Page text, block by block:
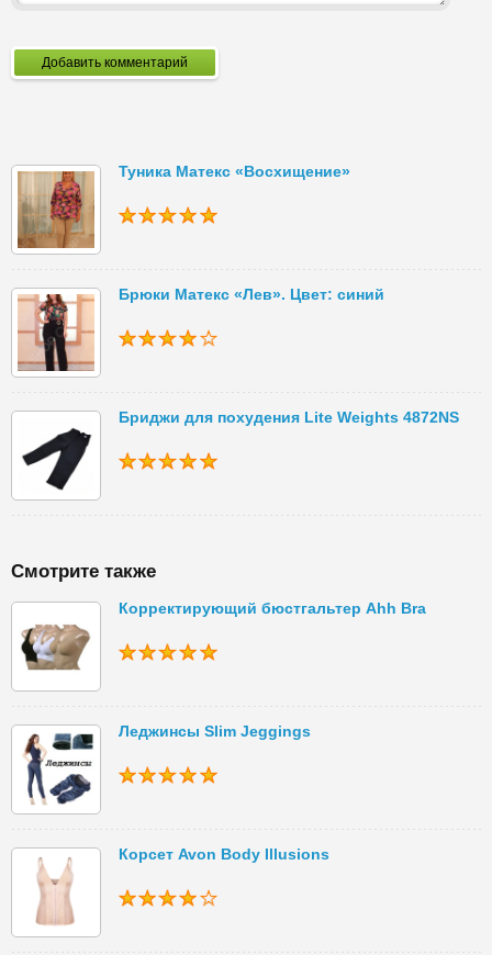
Добавить комментарий
Туника Матекс «Восхищение»
Брюки Матекс «Лев». Цвет: синий
Бриджи для похудения Lite Weights 4872NS
Смотрите также
Корректирующий бюстгальтер Ahh Bra
Леджинсы Slim Jeggings
Корсет Avon Body Illusions